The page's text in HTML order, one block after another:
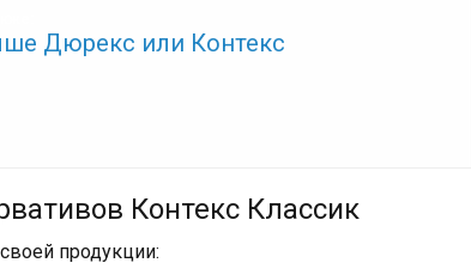
Дюрекс или Контекс
Контекс Классик
продукции: